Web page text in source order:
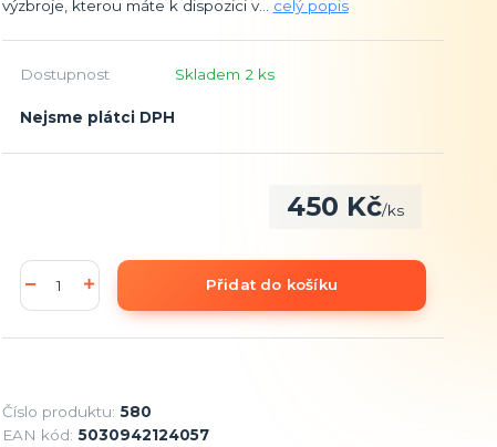
výzbroje, kterou máte k dispozici v... celý popis
Dostupnost Skladem 2 ks
Nejsme plátci DPH
450 Kč/ks
Přidat do košíku
Číslo produktu: 580
EAN kód: 5030942124057